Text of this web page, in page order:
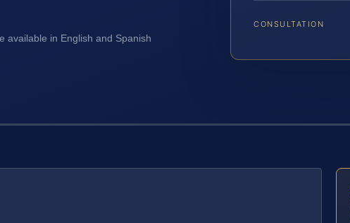
available in English and Spanish
CONSULTATION